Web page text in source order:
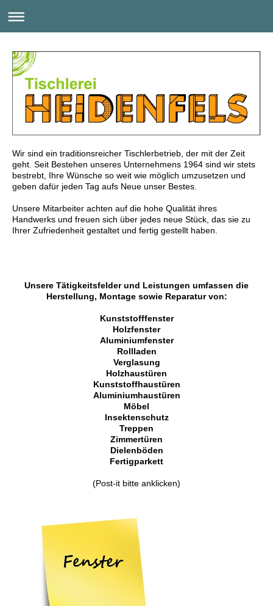
Wir sind ein traditionsreicher Tischlerbetrieb, der mit der Zeit
geht. Seit Bestehen unseres Unternehmens 1964 sind wir stets
bestrebt, Ihre Wünsche so weit wie möglich umzusetzen und
geben dafür jeden Tag aufs Neue unser Bestes.
Unsere Mitarbeiter achten auf die hohe Qualität ihres
Handwerks und freuen sich über jedes neue Stück, das sie zu
Ihrer Zufriedenheit gestaltet und fertig gestellt haben.
Unsere Tätigkeitsfelder und Leistungen umfassen die
Herstellung, Montage sowie Reparatur von:
Kunststofffenster
Holzfenster
Aluminiumfenster
Rollladen
Verglasung
Holzhaustüren
Kunststoffhaustüren
Aluminiumhaustüren
Möbel
Insektenschutz
Treppen
Zimmertüren
Dielenböden
Fertigparkett
(Post-it bitte anklicken)